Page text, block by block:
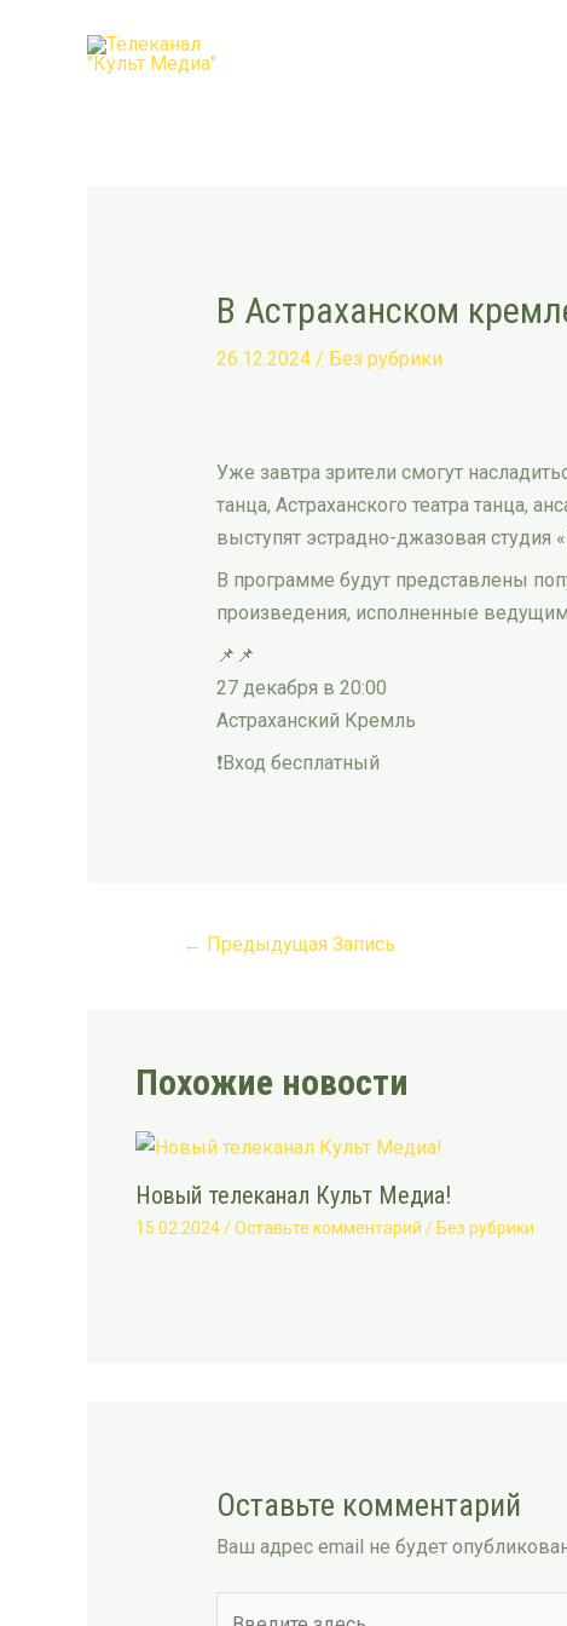
В Астраханском
26.12.2024 / Без рубрики
Уже завтра зрители смогут
танца, Астраханского театра танца,
выступят эстрадно-джазовая студия
В программе будут представлены
произведения, исполненные
📌📌
27 декабря в 20:00
Астраханский Кремль
❗️Вход бесплатный
navigation
← Предыдущая Запись
Похожие новости
Новый телеканал Культ Медиа!
15.02.2024/Оставьте комментарий / Без рубрики
Оставьте комментарий
Ваш адрес email не будет